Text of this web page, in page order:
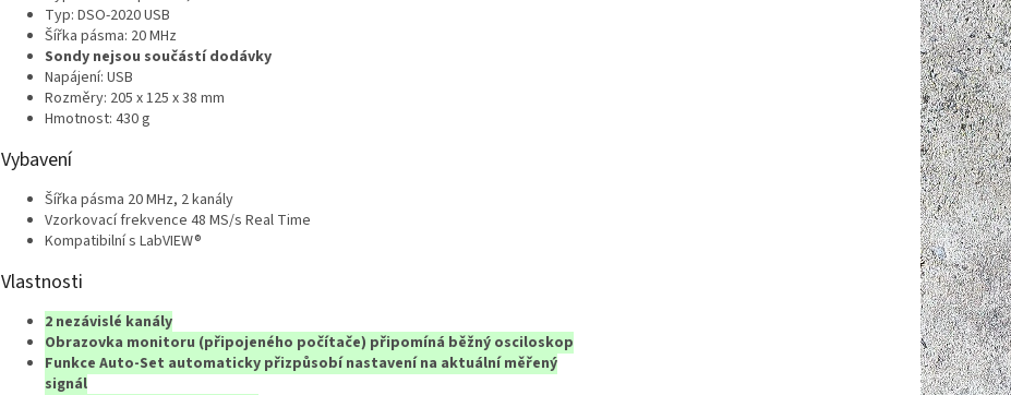
Typ: DSO-2020 USB
Šířka pásma: 20 MHz
Sondy nejsou součástí dodávky
Napájení: USB
Rozměry: 205 x 125 x 38 mm
Hmotnost: 430 g
Vybavení
Šířka pásma 20 MHz, 2 kanály
Vzorkovací frekvence 48 MS/s Real Time
Kompatibilní s LabVIEW®
Vlastnosti
2 nezávislé kanály
Obrazovka monitoru (připojeného počítače) připomíná běžný osciloskop
Funkce Auto-Set automaticky přizpůsobí nastavení na aktuální měřený
signál